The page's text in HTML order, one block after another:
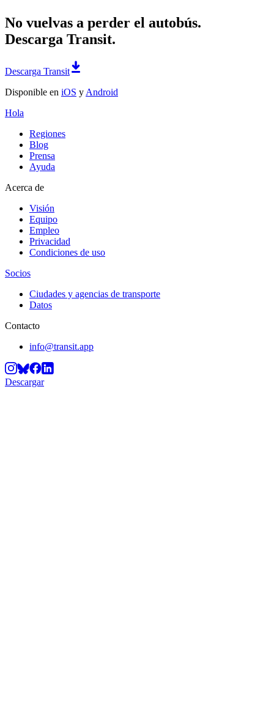
No vuelvas a perder el autobús.
Descarga Transit.
Descarga Transit
Disponible en iOS y Android
Hola
Regiones
Blog
Prensa
Ayuda
Acerca de
Visión
Equipo
Empleo
Privacidad
Condiciones de uso
Socios
Ciudades y agencias de transporte
Datos
Contacto
info@transit.app
Descargar